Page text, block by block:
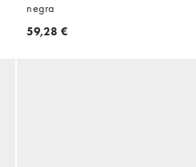
negra
59,28 €